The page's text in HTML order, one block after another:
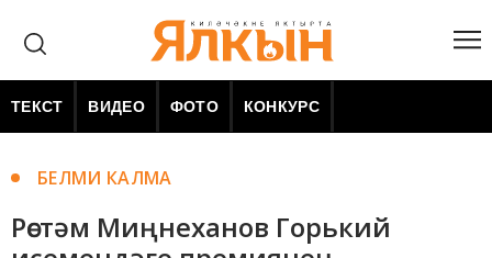
ТЕКСТ ВИДЕО ФОТО КОНКУРС
БЕЛМИ КАЛМА
Рөстәм Миңнеханов Горький